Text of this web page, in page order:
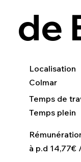
de
à p.d 14,77€
Localisation
Colmar
Temps de
Temps plein